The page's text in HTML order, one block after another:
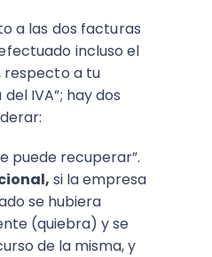
a las dos facturas
incluso el
a tu
IVA”; hay dos
puede recuperar”.
si la empresa
se hubiera
(quiebra) y se
de la misma, y